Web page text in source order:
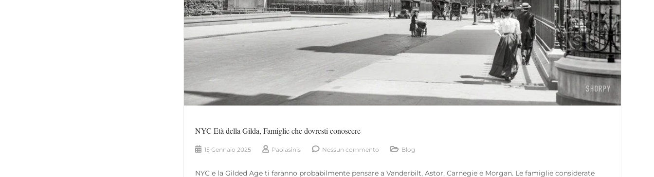
NYC Età della Gilda, Famiglie che dovresti conoscere
15 Gennaio 2025 Paolasinis Nessun commento Blog
NYC e la Gilded Age ti faranno probabilmente pensare a Vanderbilt, Astor, Carnegie e Morgan. Le famiglie considerate